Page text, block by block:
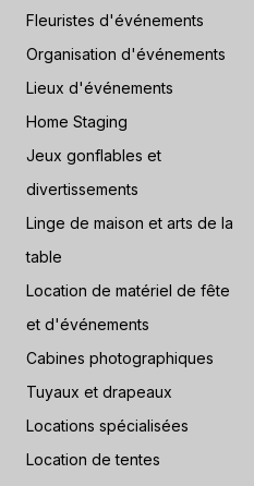
Fleuristes d'événements
Organisation d'événements
Lieux d'événements
Home Staging
Jeux gonflables et
divertissements
Linge de maison et arts de la
table
Location de matériel de fête
et d'événements
Cabines photographiques
Tuyaux et drapeaux
Locations spécialisées
Location de tentes